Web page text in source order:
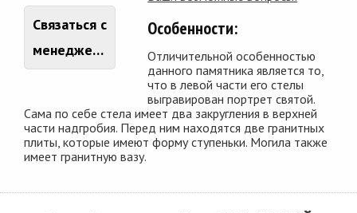
Связаться с
менеджером
Особенности:
Отличительной особенностью
данного памятника является то,
что в левой части его стелы
выгравирован портрет святой.
Сама по себе стела имеет два закругления в верхней
части надгробия. Перед ним находятся две гранитных
плиты, которые имеют форму ступеньки. Могила также
имеет гранитную вазу.